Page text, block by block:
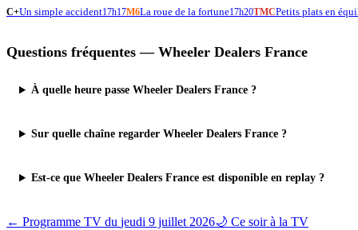
C+Un simple accident17h17M6La roue de la fortune17h20TMCPetits plats en
Questions fréquentes — Wheeler Dealers France
À quelle heure passe Wheeler Dealers France ?
Sur quelle chaîne regarder Wheeler Dealers France ?
Est-ce que Wheeler Dealers France est disponible en replay ?
← Programme TV du jeudi 9 juillet 2026🌙 Ce soir à la TV